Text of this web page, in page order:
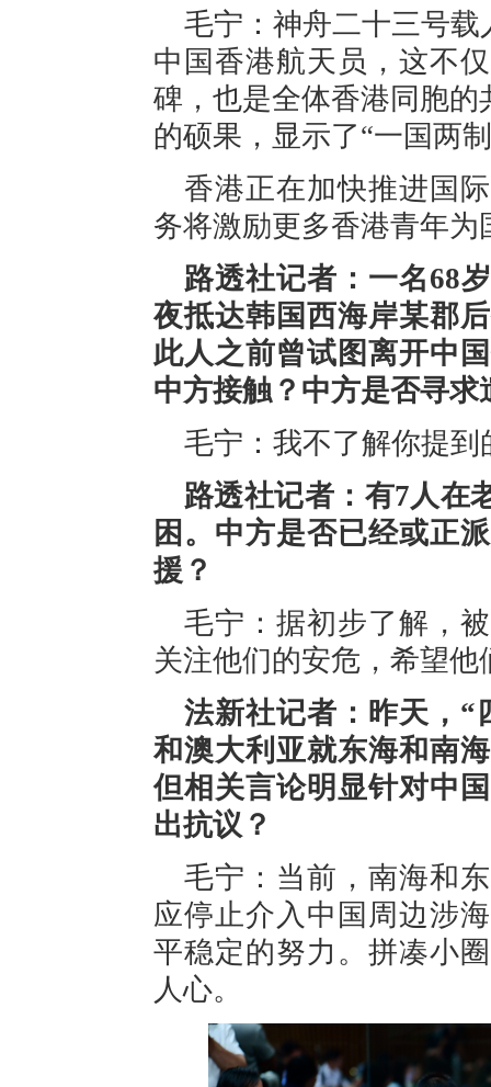
毛宁：神舟二十三号载
中国香港航天员，这不
碑，也是全体香港同胞的
的硕果，显示了“一国两
香港正在加快推进国
务将激励更多香港青年
路透社记者：一名68
夜抵达韩国西海岸某郡
此人之前曾试图离开中
中方接触？中方是否寻求
毛宁：我不了解你提到
路透社记者：有7人在
困。中方是否已经或正
援？
毛宁：据初步了解，
关注他们的安危，希望他
法新社记者：昨天，“
和澳大利亚就东海和南
但相关言论明显针对中
出抗议？
毛宁：当前，南海和
应停止介入中国周边涉
平稳定的努力。拼凑小
人心。